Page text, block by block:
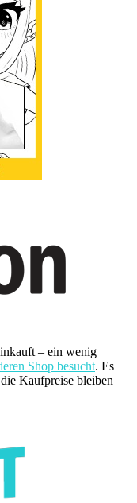
– ein wenig
Shop besucht. Es
Kaufpreise bleiben